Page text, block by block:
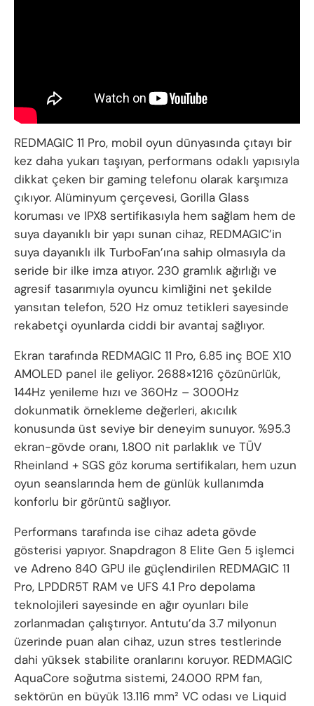
REDMAGIC 11 Pro, mobil oyun dünyasında çıtayı bir
kez daha yukarı taşıyan, performans odaklı yapısıyla
dikkat çeken bir gaming telefonu olarak karşımıza
çıkıyor. Alüminyum çerçevesi, Gorilla Glass
koruması ve IPX8 sertifikasıyla hem sağlam hem de
suya dayanıklı bir yapı sunan cihaz, REDMAGIC’in
suya dayanıklı ilk TurboFan’ına sahip olmasıyla da
seride bir ilke imza atıyor. 230 gramlık ağırlığı ve
agresif tasarımıyla oyuncu kimliğini net şekilde
yansıtan telefon, 520 Hz omuz tetikleri sayesinde
rekabetçi oyunlarda ciddi bir avantaj sağlıyor.
Ekran tarafında REDMAGIC 11 Pro, 6.85 inç BOE X10
AMOLED panel ile geliyor. 2688×1216 çözünürlük,
144Hz yenileme hızı ve 360Hz – 3000Hz
dokunmatik örnekleme değerleri, akıcılık
konusunda üst seviye bir deneyim sunuyor. %95.3
ekran-gövde oranı, 1.800 nit parlaklık ve TÜV
Rheinland + SGS göz koruma sertifikaları, hem uzun
oyun seanslarında hem de günlük kullanımda
konforlu bir görüntü sağlıyor.
Performans tarafında ise cihaz adeta gövde
gösterisi yapıyor. Snapdragon 8 Elite Gen 5 işlemci
ve Adreno 840 GPU ile güçlendirilen REDMAGIC 11
Pro, LPDDR5T RAM ve UFS 4.1 Pro depolama
teknolojileri sayesinde en ağır oyunları bile
zorlanmadan çalıştırıyor. Antutu’da 3.7 milyonun
üzerinde puan alan cihaz, uzun stres testlerinde
dahi yüksek stabilite oranlarını koruyor. REDMAGIC
AquaCore soğutma sistemi, 24.000 RPM fan,
sektörün en büyük 13.116 mm² VC odası ve Liquid